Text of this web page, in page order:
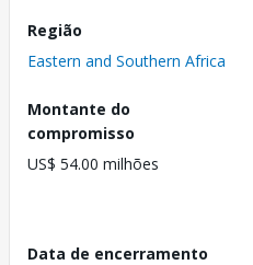
Região
Eastern and Southern Africa
Montante do
compromisso
US$ 54.00 milhões
Data de encerramento